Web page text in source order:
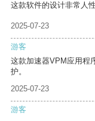
这款软件的设计非常人
2025-07-23
游客
这款加速器VPM应用程
护。
2025-07-23
游客